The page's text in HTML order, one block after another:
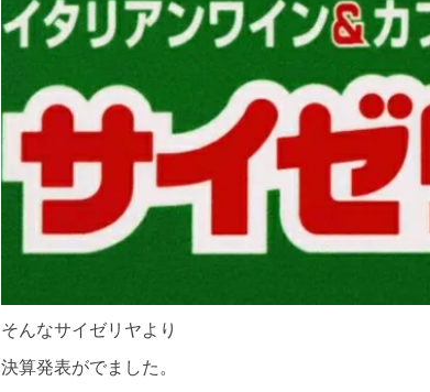
そんなサイゼリヤより
決算発表がでました。